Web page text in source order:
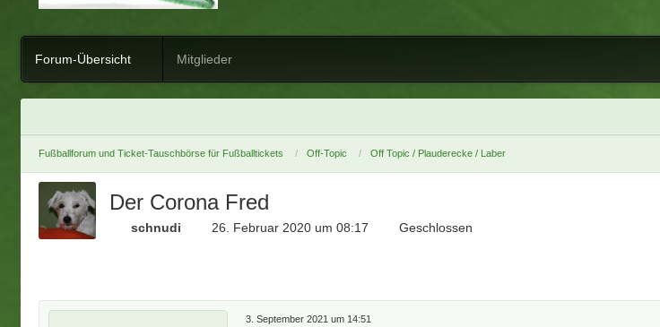
Forum-Übersicht Mitglieder
Fußballforum und Ticket-Tauschbörse für Fußballtickets Off-Topic Off Topic / Plauderecke / Laber
Der Corona Fred
schnudi 26. Februar 2020 um 08:17 Geschlossen
3. September 2021 um 14:51